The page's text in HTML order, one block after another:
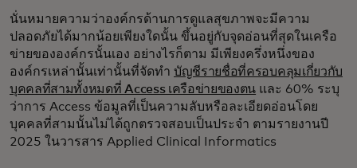
นั่นหมายความว่าองค์กรด้านการดูแลสุขภาพจะมีความ
ปลอดภัยได้มากน้อยเพียงใดนั้น ขึ้นอยู่กับจุดอ่อนที่สุดในเครือ
ข่ายขององค์กรนั้นเอง อย่างไรก็ตาม มีเพียงครึ่งหนึ่งของ
องค์กรเหล่านั้นเท่านั้นที่จัดทำ บัญชีรายชื่อที่ครอบคลุมเกี่ยวกับ
บุคคลที่สามทั้งหมดที่ Access เครือข่ายของตน และ 60% ระบุ
ว่าการ Access ข้อมูลที่เป็นความลับหรือละเอียดอ่อนโดย
บุคคลที่สามนั้นไม่ได้ถูกตรวจสอบเป็นประจำ ตามรายงานปี
2025 ในวารสาร Applied Clinical Informatics